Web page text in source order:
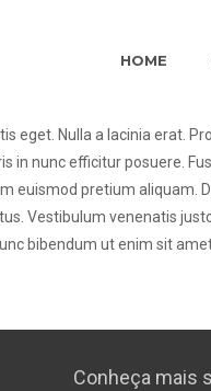
HOME
eget. Nulla a lacinia erat.
in nunc efficitur posuere.
euismod pretium aliquam.
Vestibulum venenatis
bibendum ut enim sit
Conheça mais